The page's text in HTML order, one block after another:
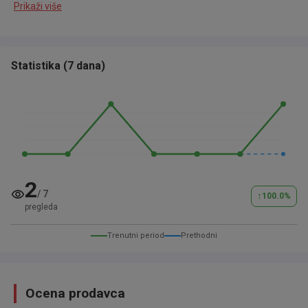
Außenspiegel elektr. anklappbar
Metallic-Lackierung
Multifunktionsanzeige Premium (Farbdisplay)
Multimedia-Schnittstelle USB (iPhone / iPod) mit AUX-IN
Raucher-Paket
Serienausstattung:
Ablagetasche an Vordersitzlehnen
Prikaži više
Statistika (7 dana)
2/ 7
pregleda
↑ 100.0%
Trenutni period Prethodni
Ocena prodavca